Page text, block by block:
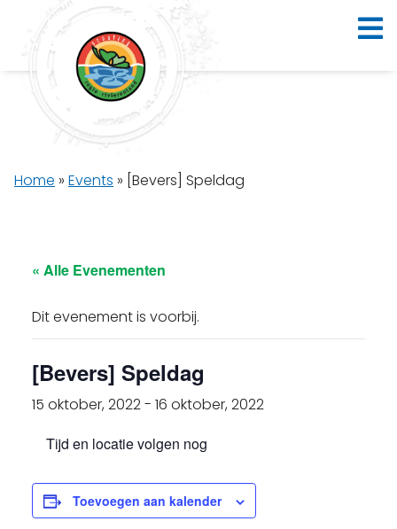
Home » Events » [Bevers] Speldag
« Alle Evenementen
Dit evenement is voorbij.
[Bevers] Speldag
15 oktober, 2022- 16 oktober, 2022
Tijd en locatie volgen nog
Toevoegen aan kalender